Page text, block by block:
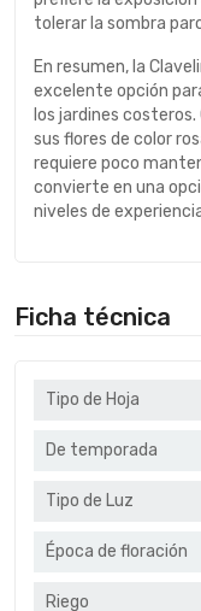
tolerar la sombra
En resumen, la
excelente opción
los jardines
sus flores de color
requiere poco
convierte en una
niveles de
Ficha técnica
Tipo de Hoja
De temporada
Tipo de Luz
Época de floración
Riego